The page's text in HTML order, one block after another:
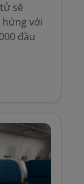
sẽ
với
đầu